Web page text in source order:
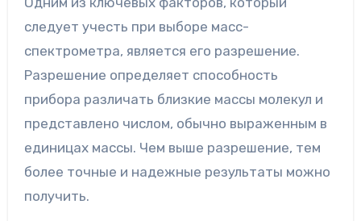
следует учесть при выборе масс-
спектрометра, является его разрешение.
Разрешение определяет способность
прибора различать близкие массы молекул и
представлено числом, обычно выраженным в
единицах массы. Чем выше разрешение, тем
более точные и надежные результаты можно
получить.